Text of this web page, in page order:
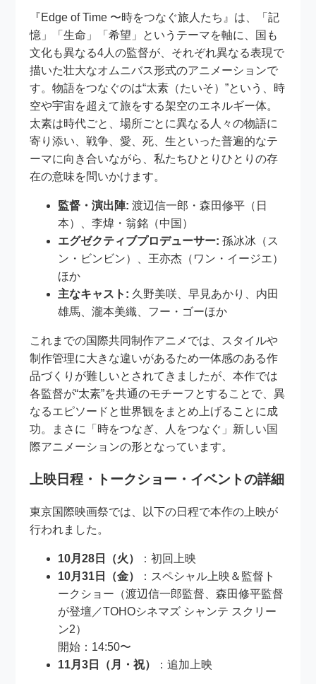
『Edge of Time 〜時をつなぐ旅人たち』は、「記
憶」「生命」「希望」というテーマを軸に、国も
文化も異なる4人の監督が、それぞれ異なる表現で
描いた壮大なオムニバス形式のアニメーションで
す。物語をつなぐのは“太素（たいそ）”という、時
空や宇宙を超えて旅をする架空のエネルギー体。
太素は時代ごと、場所ごとに異なる人々の物語に
寄り添い、戦争、愛、死、生といった普遍的なテ
ーマに向き合いながら、私たちひとりひとりの存
在の意味を問いかけます。
監督・演出陣: 渡辺信一郎・森田修平（日
本）、李煒・翁銘（中国）
エグゼクティブプロデューサー: 孫冰冰（ス
ン・ビンビン）、王亦杰（ワン・イージエ）
ほか
主なキャスト: 久野美咲、早見あかり、内田
雄馬、瀧本美織、フー・ゴーほか
これまでの国際共同制作アニメでは、スタイルや
制作管理に大きな違いがあるため一体感のある作
品づくりが難しいとされてきましたが、本作では
各監督が“太素”を共通のモチーフとすることで、異
なるエピソードと世界観をまとめ上げることに成
功。まさに「時をつなぎ、人をつなぐ」新しい国
際アニメーションの形となっています。
上映日程・トークショー・イベントの詳細
東京国際映画祭では、以下の日程で本作の上映が
行われました。
10月28日（火）
：初回上映
10月31日（金）
：スペシャル上映＆監督ト
ークショー（渡辺信一郎監督、森田修平監督
が登壇／TOHOシネマズ シャンテ スクリー
ン2）
開始：14:50〜
11月3日（月・祝）
：追加上映